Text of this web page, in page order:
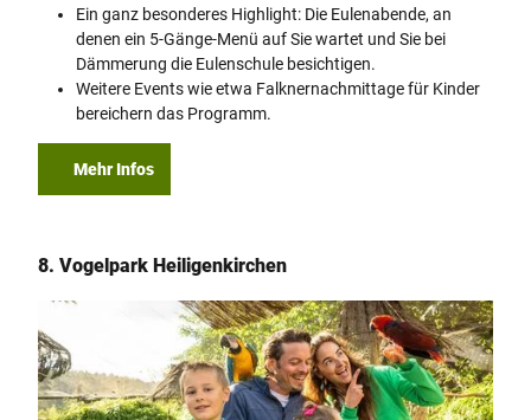
Ein ganz besonderes Highlight: Die Eulenabende, an
denen ein 5-Gänge-Menü auf Sie wartet und Sie bei
Dämmerung die Eulenschule besichtigen.
Weitere Events wie etwa Falknernachmittage für Kinder
bereichern das Programm.
Mehr Infos
8. Vogelpark Heiligenkirchen